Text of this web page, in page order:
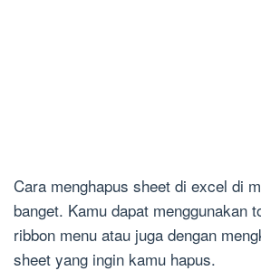
Cara menghapus sheet di excel di
banget. Kamu dapat menggunakan
ribbon menu atau juga dengan
sheet yang ingin kamu hapus.